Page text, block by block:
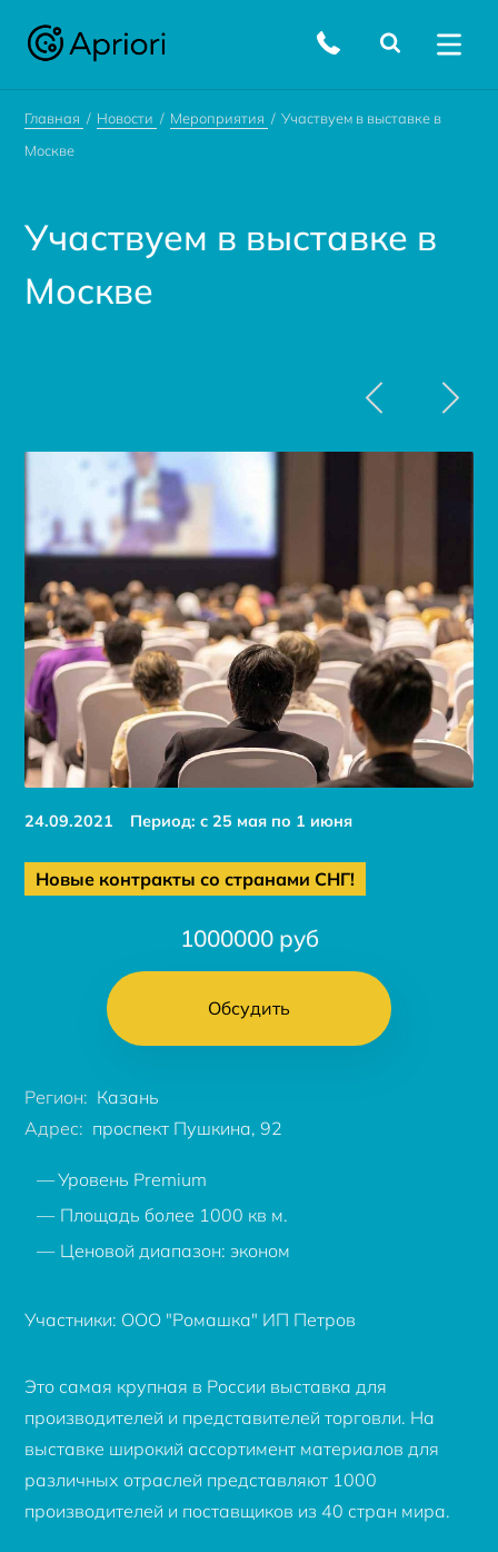
Главная Новости Мероприятия
Участвуем в выставке в
Москве
Участвуем в выставке в
Москве
24.09.2021 Период: c 25 мая по 1 июня
Новые контракты со странами СНГ!
1000000 руб
Обсудить
Регион: Казань
Адрес: проспект Пушкина, 92
Уровень Premium
Площадь более 1000 кв м.
Ценовой диапазон: эконом
Участники: ООО "Ромашка" ИП Петров
Это самая крупная в России выставка для
производителей и представителей торговли. На
выставке широкий ассортимент материалов для
различных отраслей представляют 1000
производителей и поставщиков из 40 стран мира.